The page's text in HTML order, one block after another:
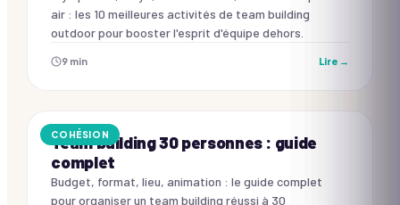
air : les 10 meilleures activités de team building
outdoor pour booster l'esprit d'équipe dehors.
9 min Lire →
COHÉSION
Team building 30 personnes : guide
complet
Budget, format, lieu, animation : le guide complet
pour organiser un team building réussi à 30